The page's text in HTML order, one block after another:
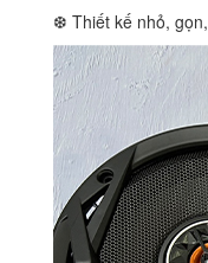
❆ Thiết kế nhỏ,